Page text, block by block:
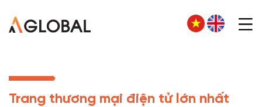
Trang thương mại điện tử lớn nhất